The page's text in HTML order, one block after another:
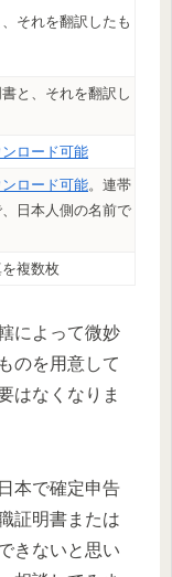
それを翻訳したも
と、それを翻訳し
ロード可能
ロード可能。連帯
日本人側の名前で
複数枚
によって微妙
のを用意して
はなくなりま
本で確定申告
証明書または
きないと思い